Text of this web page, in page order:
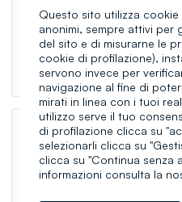
OVS Torino Lingotto
Via Nizza, 230, 10126
Aperto
10:00-20:30
Indicazioni
KIDS' ACCESSORIES DONNA UOMO
OVS Settimo Torinese
C.C. Settimo Cielo Retail
10036 Settimo Torinese
Questo sito utilizza
anonimi, sempre attivi per
del sito e di misurarne le
cookie di profilazione),
servono invece per
navigazione al fine di
mirati in linea con i tuoi
utilizzo serve il tuo
di profilazione clicca su
selezionarli clicca su
clicca su "Continua senza
informazioni consulta la